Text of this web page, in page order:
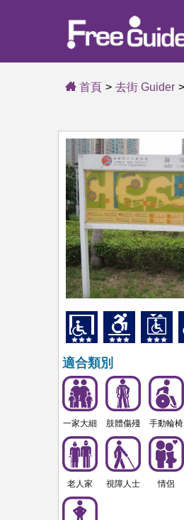
首頁 去街 Guider
適合類別
一家大細 肢體傷殘 手動輪椅
老人家 視障人士 情侶